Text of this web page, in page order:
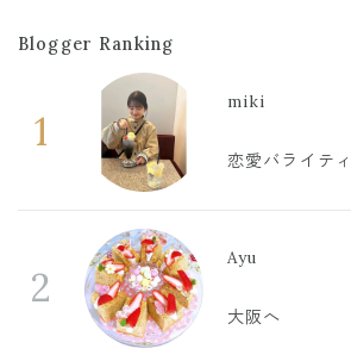
Blogger Ranking
1
miki
恋愛バライテ
2
Ayu
大阪へ